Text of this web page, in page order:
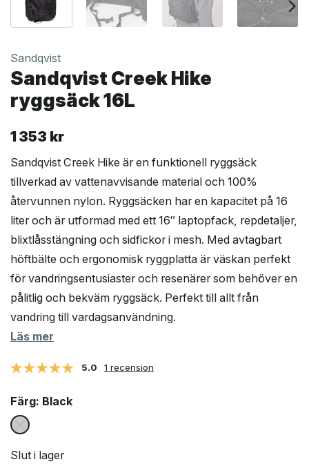
Sandqvist
Sandqvist Creek Hike
ryggsäck 16L
1 353 kr
Sandqvist Creek Hike är en funktionell ryggsäck
tillverkad av vattenavvisande material och 100%
återvunnen nylon. Ryggsäcken har en kapacitet på 16
liter och är utformad med ett 16″ laptopfack, repdetaljer,
blixtlåsstängning och sidfickor i mesh. Med avtagbart
höftbälte och ergonomisk ryggplatta är väskan perfekt
för vandringsentusiaster och resenärer som behöver en
pålitlig och bekväm ryggsäck. Perfekt till allt från
vandring till vardagsanvändning.
Läs mer
5.0 1 recension
Färg: Black
Slut i lager